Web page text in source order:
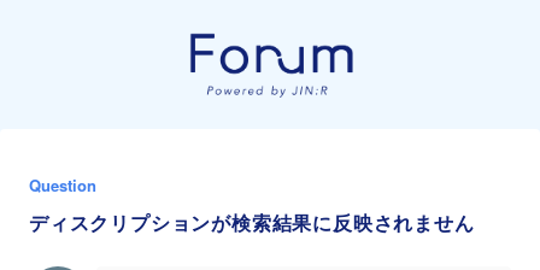
Question
ディスクリプションが検索結果に反映されません